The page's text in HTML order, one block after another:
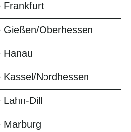
Frankfurt
Gießen/Oberhessen
Hanau
Kassel/Nordhessen
Dill
Marburg